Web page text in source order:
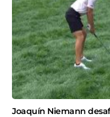
Joaquín Niemann